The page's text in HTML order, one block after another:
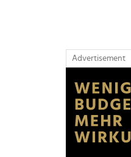
Advertisement